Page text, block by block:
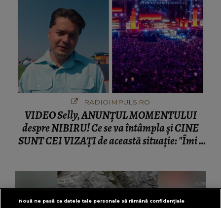
RADIOIMPULS.RO
VIDEO Selly, ANUNȚUL MOMENTULUI
despre NIBIRU! Ce se va întâmpla și CINE
SUNT CEI VIZAȚI de această situație: "Îmi e
ciudă că..."
Nouă ne pasă ca datele tale personale să rămână confidențiale